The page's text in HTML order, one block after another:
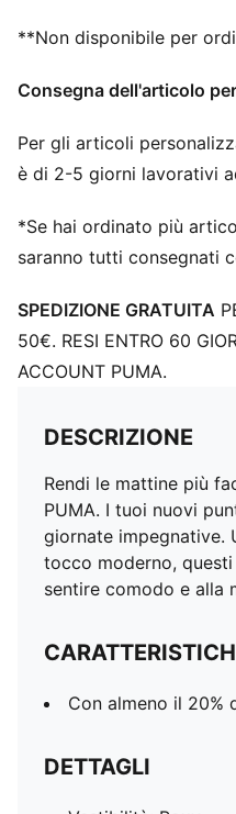
**Non disponibile per
Consegna dell'articolo
Per gli articoli
è di 2-5 giorni lavorativi
*Se hai ordinato più
saranno tutti consegnati
SPEDIZIONE GRATUITA
50€. RESI ENTRO 60
ACCOUNT PUMA.
DESCRIZIONE
Rendi le mattine più
PUMA. I tuoi nuovi
giornate impegnative.
tocco moderno,
sentire comodo e alla
Con almeno il 20%
DETTAGLI